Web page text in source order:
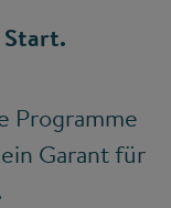
Start.
Programme
Garant für